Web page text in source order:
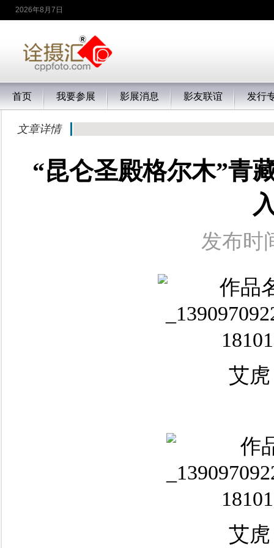
2026年8月7日
首页 我要参展 影展消息 影友联谊 发行
文章详情
“昆仑圣殿格尔木”青
发布时
艾
艾